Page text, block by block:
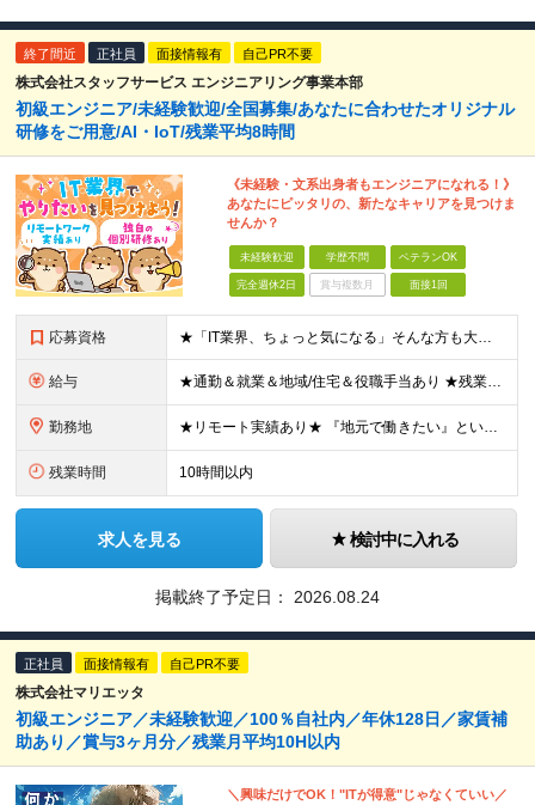
終了間近 正社員 面接情報有 自己PR不要
株式会社スタッフサービス エンジニアリング事業本部
初級エンジニア/未経験歓迎/全国募集/あなたに合わせたオリジナル
研修をご用意/AI・IoT/残業平均8時間
《未経験・文系出身者もエンジニアになれる！》
あなたにピッタリの、新たなキャリアを見つけま
せんか？
未経験歓迎 学歴不問 ベテランOK
完全週休2日 賞与複数月 面接1回
応募資格 ★「IT業界、ちょっと気になる」そんな方も大歓迎！ ■学歴不問 ■未経験・第二新卒歓迎 ■知識・経験はこれから身につけていければOK！ □■ステップアップ■□ 社内システム開発やインフラ構築などジャ
給与 ★通勤＆就業＆地域/住宅＆役職手当あり ★残業代は全額支給 ★選べる給与制度あり！ ■東京・神奈川・千葉・埼玉勤務の場合 月給24.5万円～55万円＋諸手当 （残業代は全額支給） (20,000円の
勤務地 ★リモート実績あり★ 『地元で働きたい』という希望に、業界トップクラス約7,000件の取引事業所数、90,000件以上のプロジェクトから検討をいたします。 全国の取引先での就業となります（沖縄を除
残業時間 10時間以内
求人を見る 検討中に入れる
掲載終了予定日： 2026.08.24
正社員 面接情報有 自己PR不要
株式会社マリエッタ
初級エンジニア／未経験歓迎／100％自社内／年休128日／家賃補
助あり／賞与3ヶ月分／残業月平均10H以内
＼興味だけでOK！"ITが得意"じゃなくていい／